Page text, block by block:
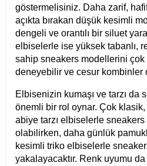
göstermelisiniz. Daha zarif,
açıkta bırakan düşük kesimli
dengeli ve orantılı bir siluet
elbiselerle ise yüksek tabanlı,
sahip sneakers modellerini
deneyebilir ve cesur kombinler
Elbisenizin kumaşı ve tarzı da
önemli bir rol oynar. Çok
abiye tarzı elbiselerle
olabilirken, daha günlük
kesimli triko elbiselerle
yakalayacaktır. Renk uyumu